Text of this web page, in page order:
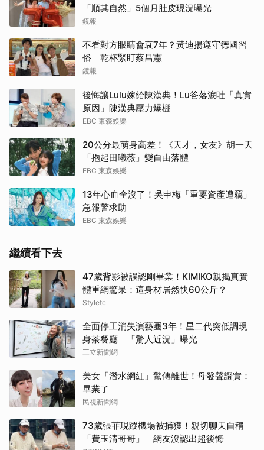
「順其自然」5個月肚皮現況曝光
鏡報
不看對方眼睛會衰7年？黃迪揚遵守德國習
俗 乾杯緊盯蔡昌憲
鏡報
後悔讓Lulu嫁給陳漢典！Lu爸落淚吐「真實
原因」陳漢典壓力爆棚
EBC 東森娛樂
20公分最萌身高差！《天才，女友》胡一天
「抱起田曦薇」變自由落體
EBC 東森娛樂
13年心血全沒了！吳申梅「重要資產遭竊」
急報警求助
EBC 東森娛樂
繼續看下去
47歲背影被誤認剛畢業！KIMIKO親揭真實
體重網驚呆：這身材居然快60公斤？
Styletc
全面停工消失演藝圈3年！星二代突低調現
身茶餐廳 「驚人近況」曝光
三立新聞網
美女「潛水網紅」驚傳離世！母發聲證實：
畢業了
民視新聞網
73歲張菲現蹤機場被捕獲！親切聊天自稱
「費玉清哥哥」 網友沒認出超後悔